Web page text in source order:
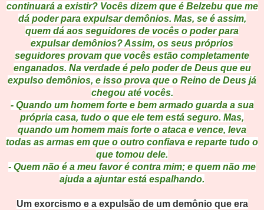
continuará a existir? Vocês dizem que é Belzebu que me
dá poder para expulsar demônios. Mas, se é assim,
quem dá aos seguidores de vocês o poder para
expulsar demônios? Assim, os seus próprios
seguidores provam que vocês estão completamente
enganados. Na verdade é pelo poder de Deus que eu
expulso demônios, e isso prova que o Reino de Deus já
chegou até vocês.
- Quando um homem forte e bem armado guarda a sua
própria casa, tudo o que ele tem está seguro. Mas,
quando um homem mais forte o ataca e vence, leva
todas as armas em que o outro confiava e reparte tudo o
que tomou dele.
- Quem não é a meu favor é contra mim; e quem não me
ajuda a ajuntar está espalhando.
Um exorcismo e a expulsão de um demônio que era